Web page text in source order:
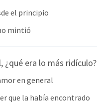
el principio
mintió
¿qué era lo más ridículo?
en general
que la había encontrado